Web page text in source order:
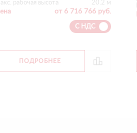
рабочая высота
20.2 м
от 6 716 766 руб.
С НДС
ПОДРОБНЕЕ